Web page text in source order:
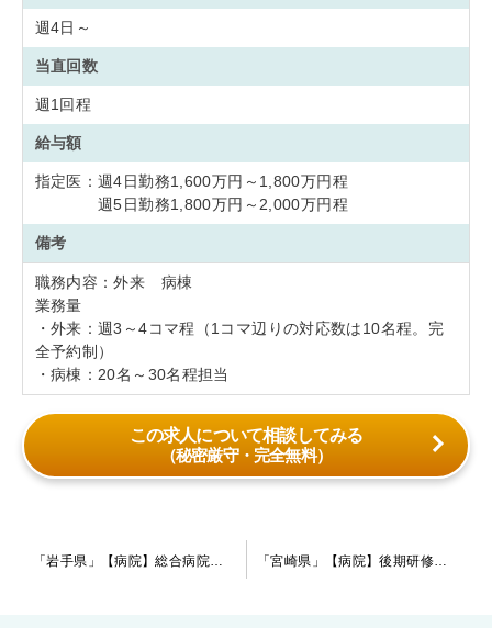
週4日～
当直回数
週1回程
給与額
指定医：週4日勤務1,600万円～1,800万円程
週5日勤務1,800万円～2,000万円程
備考
職務内容：外来 病棟
業務量
・外来：週3～4コマ程（1コマ辺りの対応数は10名程。完
全予約制）
・病棟：20名～30名程担当
この求人について相談してみる
（秘密厳守・完全無料）
「岩手県」【病院】総合病院の精神科求人です。外来をメインとした業務内容になります。 「宮崎県」【病院】後期研修医、転科希望の先生からのご相談お待ちしています。指定医取得に必須な症例はスピーディーに集まります！